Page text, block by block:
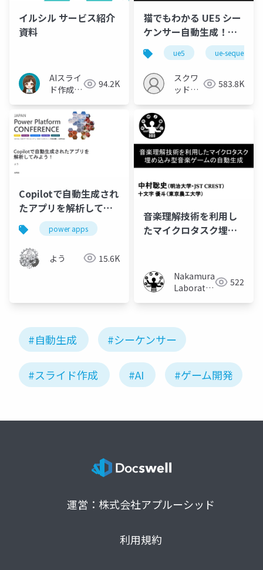
イルシル サービス紹介
資料
AIスライ
ド作成イ
94.2K
猫でもわかる UE5 シー
ケンサー自動生成！
【Unreal Engine
Meetup in Nagoya
Season2 Vol.1】
ue5 ue-sequencer
スクワ
ッドス
583.8K
Copilotで自動生成され
たアプリを解析してみ
よう！power apps
よう 15.6K
音楽理解技術を利用し
たマイクロタスク埋め
Nakamura
Laboratory
522
#自動生成 #シーケンサー
#スライド作成 #AI #ゲーム開発
運営：株式会社アプルーシッド
利用規約